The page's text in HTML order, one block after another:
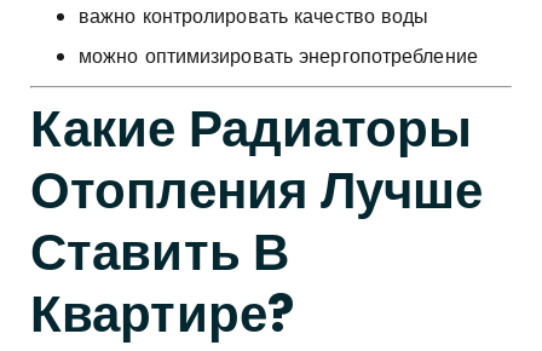
важно контролировать качество воды
можно оптимизировать энергопотребление
Какие Радиаторы
Отопления Лучше
Ставить В
Квартире?